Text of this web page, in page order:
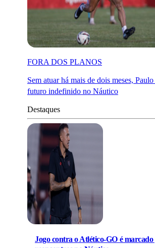
FORA DOS PLANOS
Sem atuar há mais de dois meses,
futuro indefinido no Náutico
Destaques
Jogo contra o Atlético-GO é